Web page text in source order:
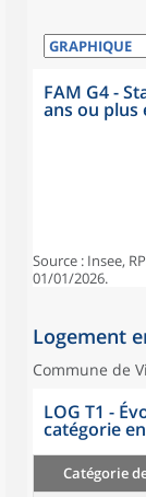
FAM G4 -
ans ou plus
Source : Insee,
01/01/2026.
Logement
Commune de
LOG T1 -
catégorie
Catégorie